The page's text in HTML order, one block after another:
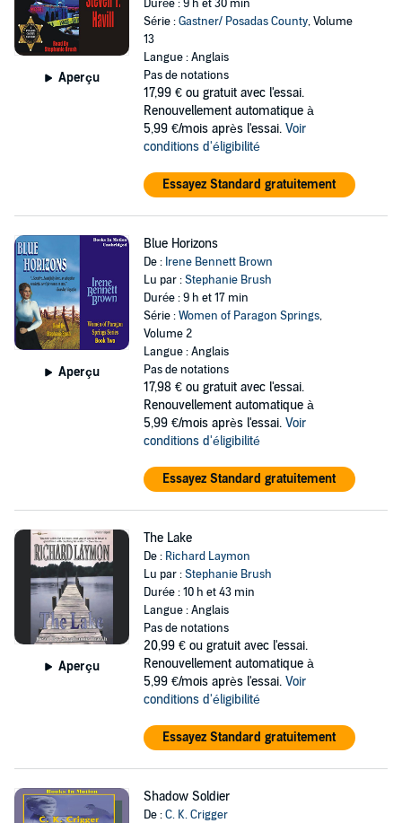
Aperçu
Durée : 9 h et 30 min
Série :Gastner/ Posadas County, Volume
13
Langue : Anglais
Pas de notations
17,99 € ou gratuit avec l'essai.
Renouvellement automatique à
5,99 €/mois après l'essai. Voir
conditions d'éligibilité
Essayez Standard gratuitement
Aperçu
Blue Horizons
De : Irene Bennett Brown
Lu par :Stephanie Brush
Durée : 9 h et 17 min
Série :Women of Paragon Springs,
Volume 2
Langue : Anglais
Pas de notations
17,98 € ou gratuit avec l'essai.
Renouvellement automatique à
5,99 €/mois après l'essai. Voir
conditions d'éligibilité
Essayez Standard gratuitement
Aperçu
The Lake
De : Richard Laymon
Lu par :Stephanie Brush
Durée : 10 h et 43 min
Langue : Anglais
Pas de notations
20,99 € ou gratuit avec l'essai.
Renouvellement automatique à
5,99 €/mois après l'essai. Voir
conditions d'éligibilité
Essayez Standard gratuitement
Shadow Soldier
De :C. K. Crigger